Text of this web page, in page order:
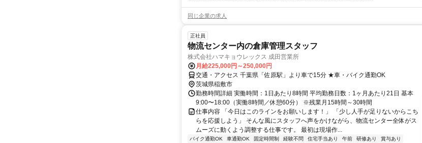
同じ企業の求人
正社員
物流センター内の倉庫管理スタッフ
株式会社ハマキョウレックス 成田営業所
月給225,000円～250,000円
交通・アクセス 千葉県「佐原駅」より⾞で15分 ★⾞・バイク通勤OK
茨城県稲敷市
勤務時間詳細 実働時間：1日あたり8時間 平均勤務日数：1ヶ月あたり21日 基本
9:00〜18:00（実働8時間／休憩60分） ※残業月15時間～30時間
仕事内容 「今日はこのラインをお願いします！」 「少し人手が足りないからこち
らを応援しよう」 そんな風にスタッフへ声をかけながら、物流センター全体がス
ムーズに動くよう調整する仕事です。 最初は現場作...
バイク通勤OK 車通勤OK 固定時間制 経験不問 住宅手当あり 午前 研修あり
賞与あり